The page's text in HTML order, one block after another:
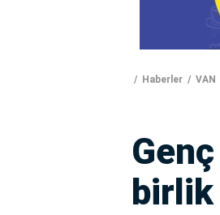
Haberler VAN
birlik